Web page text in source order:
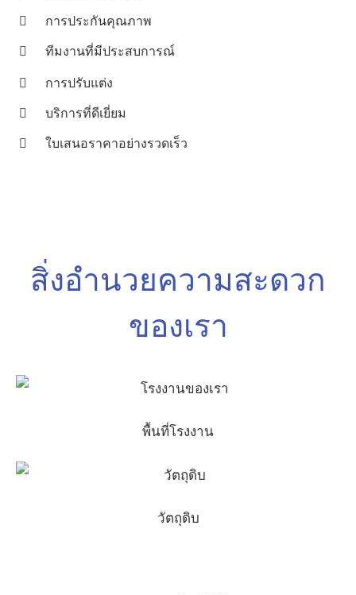
การประกันคุณภาพ
ทีมงานที่มีประสบการณ์
การปรับแต่ง
บริการที่ดีเยี่ยม
ใบเสนอราคาอย่างรวดเร็ว
สิ่งอำนวยความสะดวก
ของเรา
พื้นที่โรงงาน
วัตถุดิบ